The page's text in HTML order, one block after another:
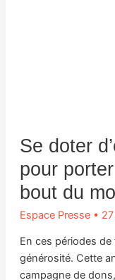
Se doter
pour
bout du
Espace Presse•
En ces périodes
générosité. Cette
campagne de